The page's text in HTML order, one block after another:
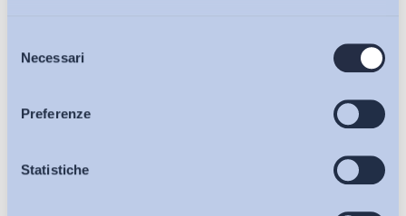
delNecessari
Preferenze
Statistiche
Bollettini ADAPT
Articoli
Osservatori